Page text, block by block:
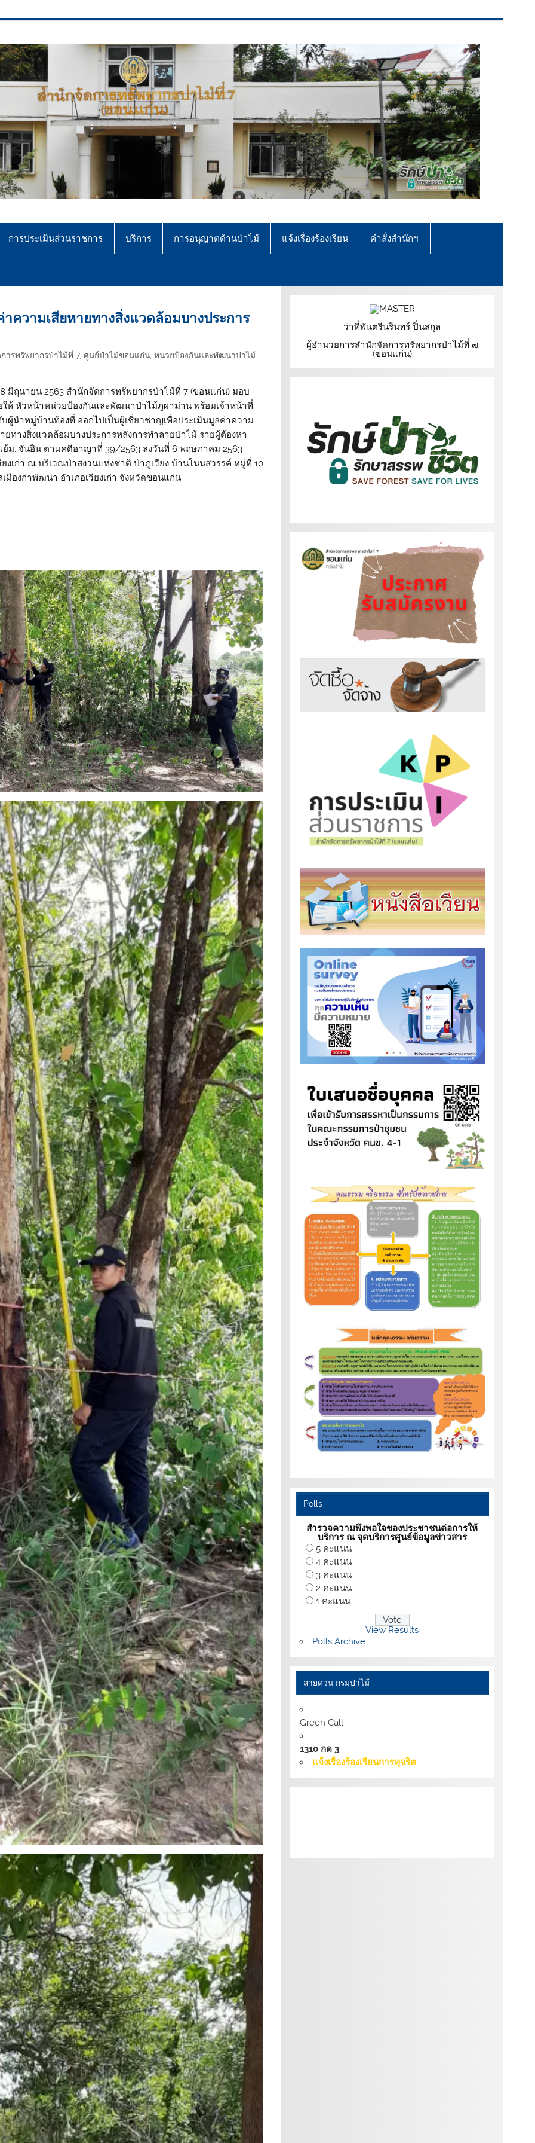
การประเมินส่วนราชการ บริการ การอนุญาตด้านป่าไม้ แจ้งเรื่องร้องเรียน คำสั่งสำนักฯ
ความเสียหายทางสิ่งแวดล้อมบางประการ
ารทรัพยากรป่าไม้ที่ 7, ศูนย์ป่าไม้ขอนแก่น, หน่วยป้องกันและพัฒนาป่าไม้
มิถุนายน 2563 สำนักจัดการทรัพยากรป่าไม้ที่ 7 (ขอนแก่น) มอบ
ให้ หัวหน้าหน่วยป้องกันและพัฒนาป่าไม้ภูผาม่าน พร้อมเจ้าหน้าที่
ผู้นำหมู่บ้านท้องที่ ออกไปเป็นผู้เชี่ยวชาญเพื่อประเมินมูลค่าความ
ยทางสิ่งแวดล้อมบางประการหลังการทำลายป่าไม้ รายผู้ต้องหา
ม. จันอิน ตามคดีอาญาที่ 39/2563 ลงวันที่ 6 พฤษภาคม 2563
ยงเก่า ณ บริเวณป่าสงวนแห่งชาติ ป่าภูเวียง บ้านโนนสวรรค์ หมู่ที่ 10
มืองก่าพัฒนา อำเภอเวียงเก่า จังหวัดขอนแก่น
ว่าที่พันตรีนรินทร์ ปิ่นสกุล
ผู้อำนวยการสำนักจัดการทรัพยากรป่าไม้ที่ ๗
(ขอนแก่น)
Polls
สำรวจความพึงพอใจของประชาชนต่อการให้
บริการ ณ จุดบริการศูนย์ข้อมูลข่าวสาร
5 คะแนน
4 คะแนน
3 คะแนน
2 คะแนน
1 คะแนน
View Results
Polls Archive
สายด่วน กรมป่าไม้
Green Call
1310 กด 3
แจ้งเรื่องร้องเรียนการทุจริต